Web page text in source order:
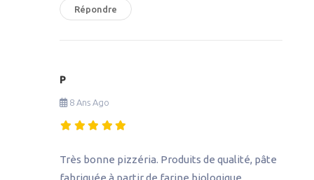
Répondre
P
8 Ans Ago
Très bonne pizzéria. Produits de qualité, pâte